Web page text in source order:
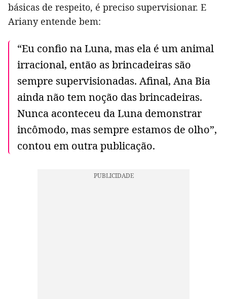
básicas de respeito, é preciso supervisionar. E
Ariany entende bem:
“Eu confio na Luna, mas ela é um animal
irracional, então as brincadeiras são
sempre supervisionadas. Afinal, Ana Bia
ainda não tem noção das brincadeiras.
Nunca aconteceu da Luna demonstrar
incômodo, mas sempre estamos de olho”,
contou em outra publicação.